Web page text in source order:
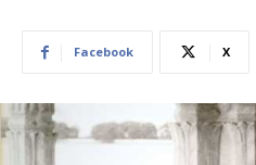
Facebook X